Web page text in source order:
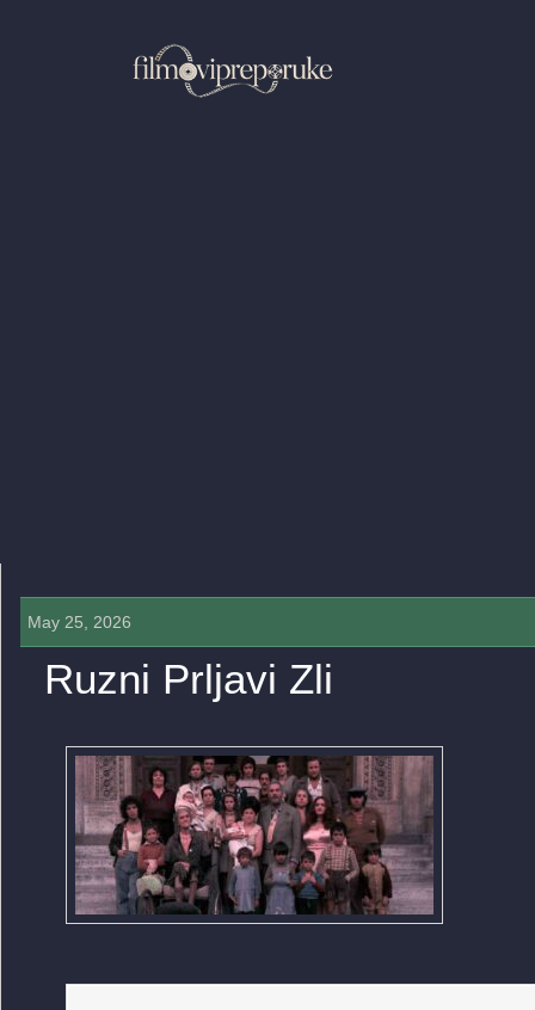
May 25, 2026
0 COMMENTS »
Ruzni Prljavi Zli